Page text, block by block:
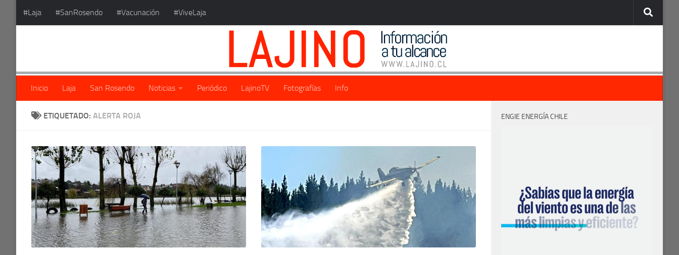
Saltar al contenido
#Laja #SanRosendo #Vacunación #ViveLaja
Inicio Laja San Rosendo Noticias Periódico LajinoTV Fotografías Info
ETIQUETADO: ALERTA ROJA ENGIE ENERGÍA CHILE